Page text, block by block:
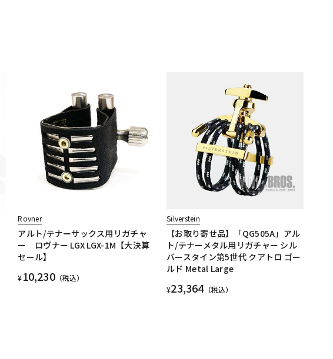
Rovner
アルト/テナーサックス用リガチャ
ー ロヴナー LGX LGX-1M【大決算
セール】
¥10,230（税込）
Silverstein
【お取り寄せ品】「QG505A」アル
ト/テナーメタル用リガチャー シル
バースタイン第5世代 クアトロ ゴー
ルド Metal Large
¥23,364（税込）